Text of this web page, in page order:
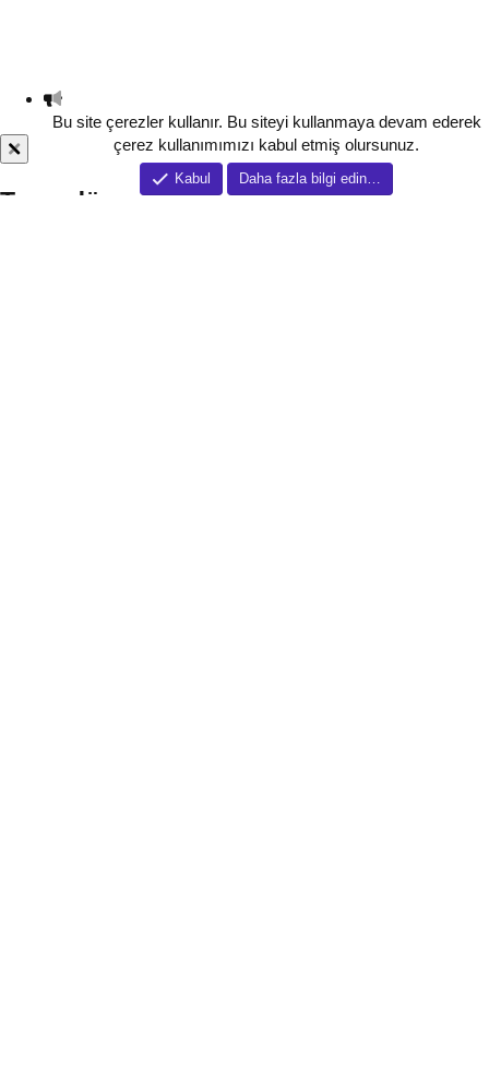
Tema düzenleyici
Bu site çerezler kullanır. Bu siteyi kullanmaya devam ederek
çerez kullanımımızı kabul etmiş olursunuz.
Kabul Daha fazla bilgi edin…